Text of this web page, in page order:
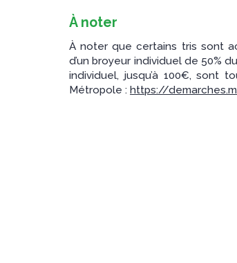
À noter
À noter que certains tris sont
d’un broyeur individuel de 50%
individuel, jusqu’à 100€, sont
Métropole : https://